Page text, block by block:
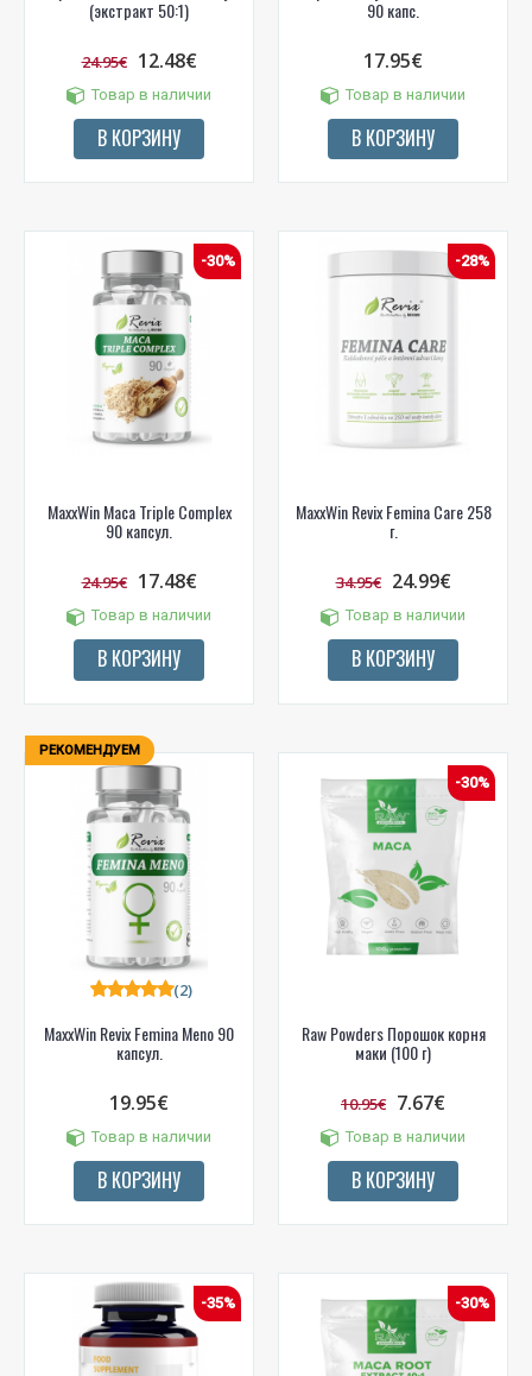
(экстракт 50:1)
24.95€ 12.48€
Товар в наличии
В КОРЗИНУ
90 капс.
17.95€
Товар в наличии
В КОРЗИНУ
-30%
MaxxWin Maca Triple Complex
90 капсул.
24.95€ 17.48€
Товар в наличии
В КОРЗИНУ
-28%
MaxxWin Revix Femina Care 258
г.
34.95€ 24.99€
Товар в наличии
В КОРЗИНУ
РЕКОМЕНДУЕМ
MaxxWin Revix Femina Meno 90
капсул.
(2)
19.95€
Товар в наличии
В КОРЗИНУ
-30%
Raw Powders Порошок корня
маки (100 г)
10.95€ 7.67€
Товар в наличии
В КОРЗИНУ
-35% -30%